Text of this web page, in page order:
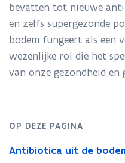
als
natuurlijke
medicijnkast
bevatten tot nieuwe
en zelfs supergezonde
bodem fungeert als een
wezenlijke rol die het
van onze gezondheid en
OP DEZE PAGINA
Antibiotica uit de